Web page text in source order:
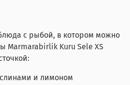
с рыбой, в котором можно
Marmarabirlik Kuru Sele XS
и лимоном